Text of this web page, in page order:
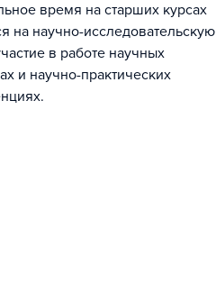
на научно-исследовательскую
в работе научных
и научно-практических